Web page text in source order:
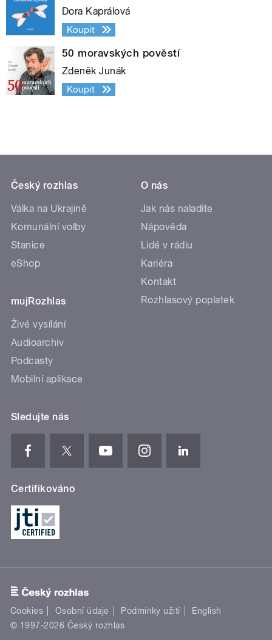
Dora Kaprálová
Koupit
50 moravských pověstí
Zdeněk Junák
Koupit
Český rozhlas
Válka na Ukrajině
Komunální volby
Stanice
eShop
mujRozhlas
Živé vysílání
Audioarchiv
Podcasty
Mobilní aplikace
O nás
Jak nás naladíte
Nápověda
Lidé v rádiu
Kariéra
Kontakt
Rozhlasový poplatek
Sledujte nás
Certifikováno
Cookies Osobní údaje Podmínky užití
English
© 1997-2026 Český rozhlas